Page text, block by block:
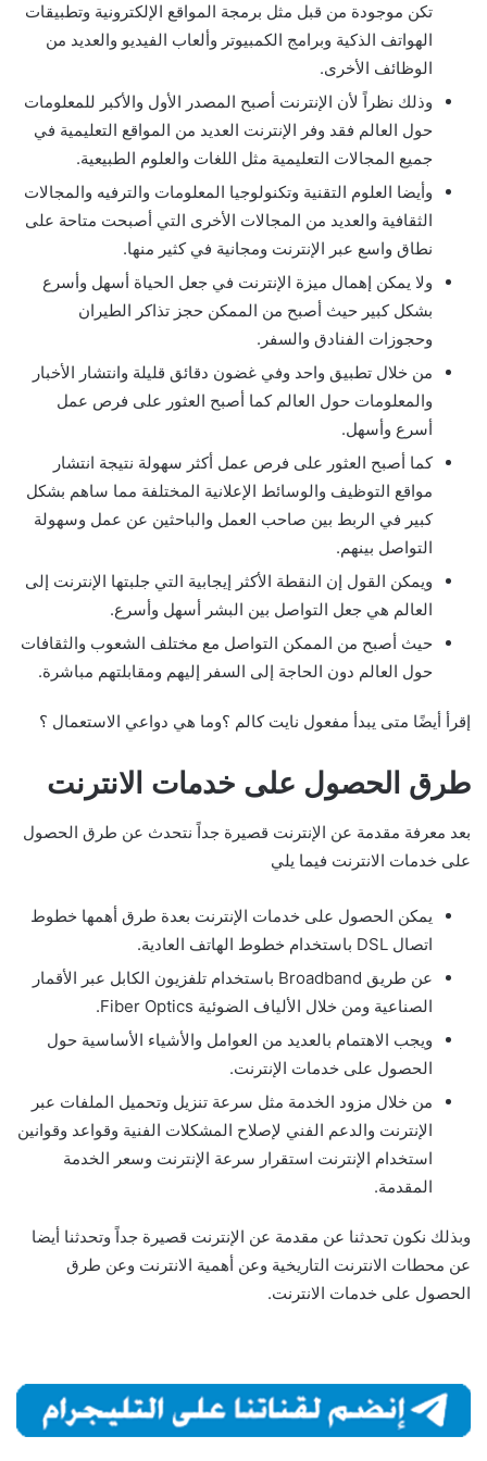
تكن موجودة من قبل مثل برمجة المواقع الإلكترونية وتطبيقات
الهواتف الذكية وبرامج الكمبيوتر وألعاب الفيديو والعديد من
الوظائف الأخرى.
وذلك نظراً لأن الإنترنت أصبح المصدر الأول والأكبر للمعلومات
حول العالم فقد وفر الإنترنت العديد من المواقع التعليمية في
جميع المجالات التعليمية مثل اللغات والعلوم الطبيعية.
وأيضا العلوم التقنية وتكنولوجيا المعلومات والترفيه والمجالات
الثقافية والعديد من المجالات الأخرى التي أصبحت متاحة على
نطاق واسع عبر الإنترنت ومجانية في كثير منها.
ولا يمكن إهمال ميزة الإنترنت في جعل الحياة أسهل وأسرع
بشكل كبير حيث أصبح من الممكن حجز تذاكر الطيران
وحجوزات الفنادق والسفر.
من خلال تطبيق واحد وفي غضون دقائق قليلة وانتشار الأخبار
والمعلومات حول العالم كما أصبح العثور على فرص عمل
أسرع وأسهل.
كما أصبح العثور على فرص عمل أكثر سهولة نتيجة انتشار
مواقع التوظيف والوسائط الإعلانية المختلفة مما ساهم بشكل
كبير في الربط بين صاحب العمل والباحثين عن عمل وسهولة
التواصل بينهم.
ويمكن القول إن النقطة الأكثر إيجابية التي جلبتها الإنترنت إلى
العالم هي جعل التواصل بين البشر أسهل وأسرع.
حيث أصبح من الممكن التواصل مع مختلف الشعوب والثقافات
حول العالم دون الحاجة إلى السفر إليهم ومقابلتهم مباشرة.
إقرأ أيضًا متى يبدأ مفعول نايت كالم ؟وما هي دواعي الاستعمال ؟
طرق الحصول على خدمات الانترنت
بعد معرفة مقدمة عن الإنترنت قصيرة جداً نتحدث عن طرق الحصول
على خدمات الانترنت فيما يلي
يمكن الحصول على خدمات الإنترنت بعدة طرق أهمها خطوط
اتصال DSL باستخدام خطوط الهاتف العادية.
عن طريق Broadband باستخدام تلفزيون الكابل عبر الأقمار
الصناعية ومن خلال الألياف الضوئية Fiber Optics.
ويجب الاهتمام بالعديد من العوامل والأشياء الأساسية حول
الحصول على خدمات الإنترنت.
من خلال مزود الخدمة مثل سرعة تنزيل وتحميل الملفات عبر
الإنترنت والدعم الفني لإصلاح المشكلات الفنية وقواعد وقوانين
استخدام الإنترنت استقرار سرعة الإنترنت وسعر الخدمة
المقدمة.
وبذلك نكون تحدثنا عن مقدمة عن الإنترنت قصيرة جداً وتحدثنا أيضا
عن محطات الانترنت التاريخية وعن أهمية الانترنت وعن طرق
الحصول على خدمات الانترنت.